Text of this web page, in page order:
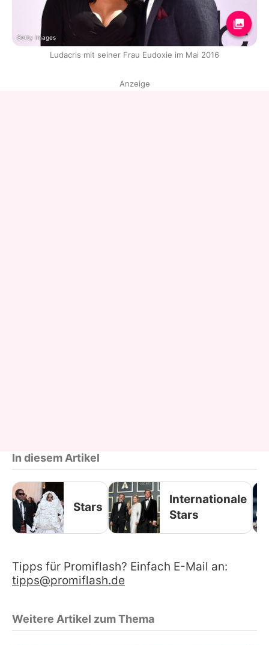
Getty Images
Ludacris mit seiner Frau Eudoxie im Mai 2016
Anzeige
In diesem Artikel
Stars
Internationale
Stars
Tipps für Promiflash? Einfach E-Mail an:
tipps@promiflash.de
Weitere Artikel zum Thema